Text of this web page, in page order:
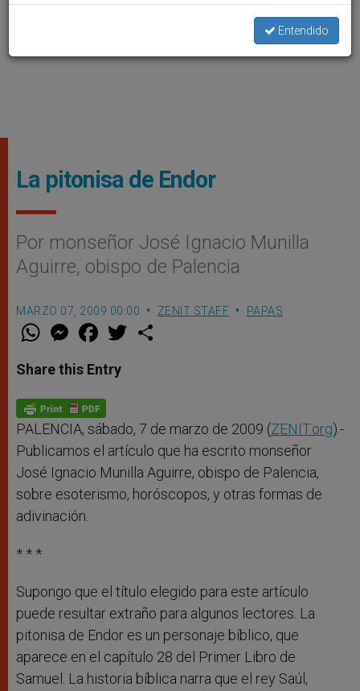
La pitonisa de Endor
Por monseñor José Ignacio Munilla
Aguirre, obispo de Palencia
MARZO 07, 2009 00:00 ZENIT STAFF PAPAS
W
t
s
p
p
M
e
s
e
g
e
r
F
a
e
b
o
k
w
Share this Entry
PALENCIA, sábado, 7 de marzo de 2009 (ZENIT.org).-
Publicamos el artículo que ha escrito monseñor
José Ignacio Munilla Aguirre, obispo de Palencia,
sobre esoterismo, horóscopos, y otras formas de
adivinación.
* * *
Supongo que el título elegido para este artículo
puede resultar extraño para algunos lectores. La
pitonisa de Endor es un personaje bíblico, que
aparece en el capítulo 28 del Primer Libro de
Samuel. La historia bíblica narra que el rey Saúl,
Entendido